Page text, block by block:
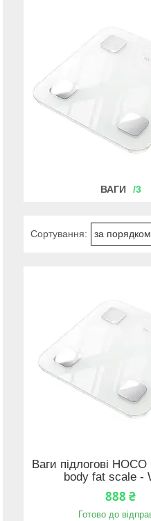
ВАГИ 3
Ваги підлогові
body fat scale -
888 ₴
Готово до